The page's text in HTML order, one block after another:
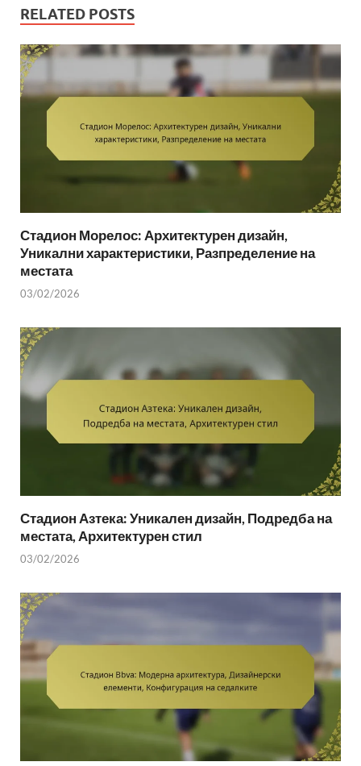
RELATED POSTS
Стадион Морелос: Архитектурен дизайн,
Уникални характеристики, Разпределение на
местата
03/02/2026
Стадион Азтека: Уникален дизайн, Подредба на
местата, Архитектурен стил
03/02/2026